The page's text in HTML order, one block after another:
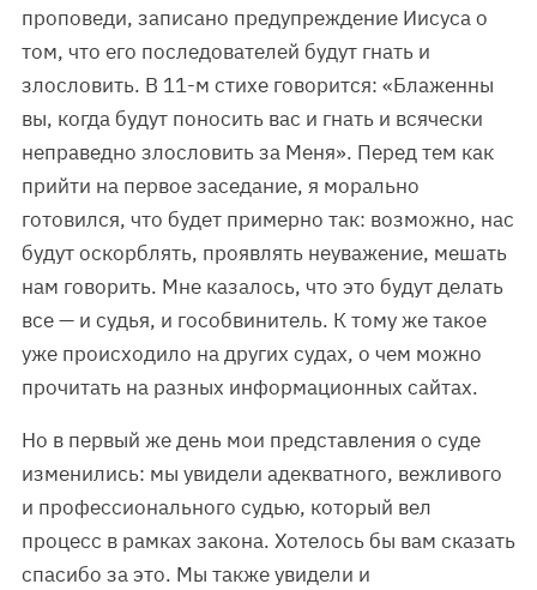
проповеди, записано предупреждение Иисуса о
том, что его последователей будут гнать и
злословить. В 11-м стихе говорится: «Блаженны
вы, когда будут поносить вас и гнать и всячески
неправедно злословить за Меня». Перед тем как
прийти на первое заседание, я морально
готовился, что будет примерно так: возможно, нас
будут оскорблять, проявлять неуважение, мешать
нам говорить. Мне казалось, что это будут делать
все — и судья, и гособвинитель. К тому же такое
уже происходило на других судах, о чем можно
прочитать на разных информационных сайтах.
Но в первый же день мои представления о суде
изменились: мы увидели адекватного, вежливого
и профессионального судью, который вел
процесс в рамках закона. Хотелось бы вам сказать
спасибо за это. Мы также увидели и